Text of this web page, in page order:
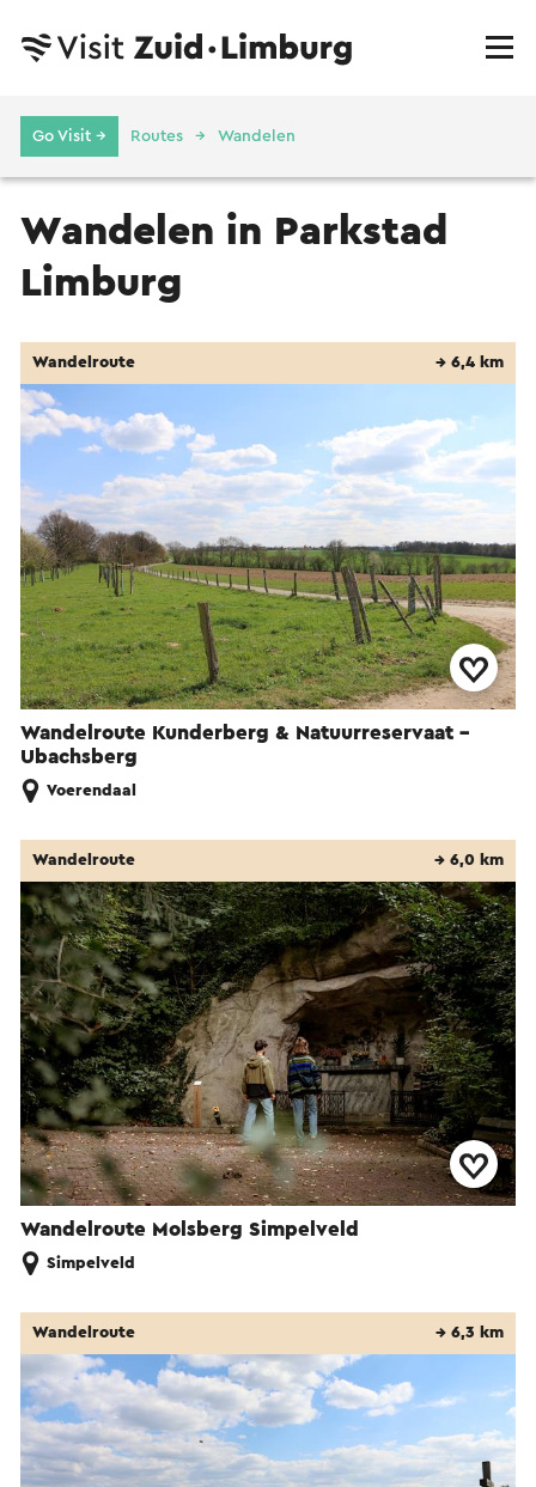
Go Visit → Routes Wandelen
Wandelen in Parkstad
Limburg
Wandelroute Kunderberg & Natuurreservaat -
Ubachsberg
Wandelroute → 6,4 km
Voerendaal
Wandelroute Molsberg Simpelveld
Wandelroute → 6,0 km
Simpelveld
Wandelroute → 6,3 km